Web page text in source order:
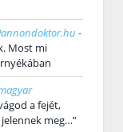
-
Most mi
a fejét,
meg…”